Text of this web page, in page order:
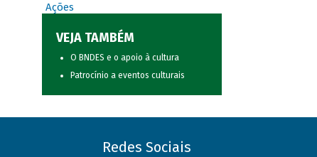
Ações
VEJA TAMBÉM
O BNDES e o apoio à cultura
Patrocínio a eventos culturais
Redes Sociais